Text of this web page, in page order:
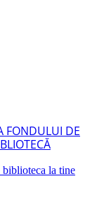
FONDULUI DE
la tine